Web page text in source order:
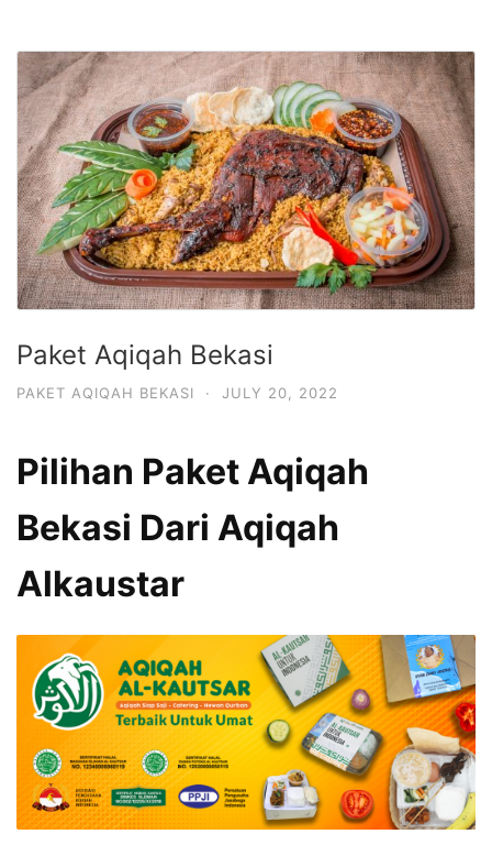
Paket Aqiqah Bekasi
PAKET AQIQAH BEKASI · JULY 20, 2022
Pilihan Paket Aqiqah
Bekasi Dari Aqiqah
Alkaustar